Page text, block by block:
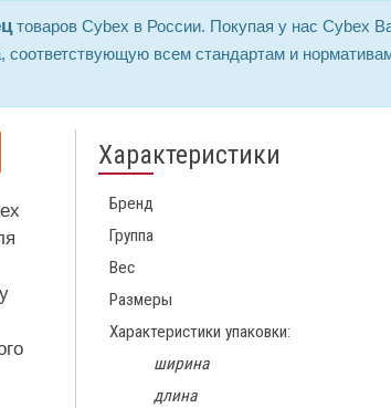
товаров Cybex в России. Покупая у нас Cybex
соответствующую всем стандартам и
Характеристики
Бренд
Группа
Вес
Размеры
Характеристики упаковки:
ширина
длина